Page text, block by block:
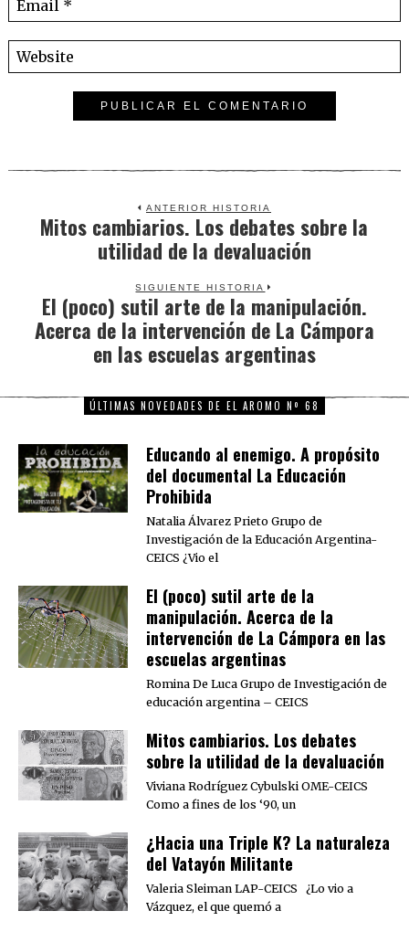
ANTERIOR HISTORIA
Previous
post:
Mitos cambiarios. Los debates sobre la
utilidad de la devaluación
SIGUIENTE HISTORIA
Next
post:
El (poco) sutil arte de la manipulación.
Acerca de la intervención de La Cámpora
en las escuelas argentinas
ÚLTIMAS NOVEDADES DE EL AROMO Nº 68
Educando al enemigo. A propósito
del documental La Educación
Prohibida
Natalia Álvarez Prieto Grupo de
Investigación de la Educación Argentina-
CEICS ¿Vio el
El (poco) sutil arte de la
manipulación. Acerca de la
intervención de La Cámpora en las
escuelas argentinas
Romina De Luca Grupo de Investigación de
educación argentina – CEICS
Mitos cambiarios. Los debates
sobre la utilidad de la devaluación
Viviana Rodríguez Cybulski OME-CEICS
Como a fines de los ‘90, un
¿Hacia una Triple K? La naturaleza
del Vatayón Militante
Valeria Sleiman LAP-CEICS ¿Lo vio a
Vázquez, el que quemó a